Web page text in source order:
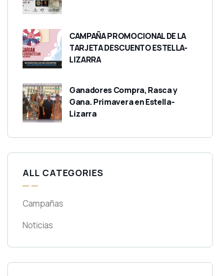
CAMPAÑA PROMOCIONAL DE LA
TARJETA DESCUENTO ESTELLA-
LIZARRA
Ganadores Compra, Rasca y
Gana. Primavera en Estella-
Lizarra
ALL CATEGORIES
Campañas
Noticias